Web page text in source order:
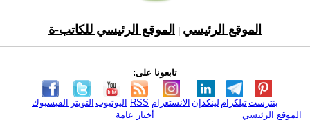
الموقع الرئيسي الموقع الرئيسي للكاتب-ة
تابعونا على:
الفيسبوك التويتر اليوتيوب RSS الانستغرام لينكدإن تيلكرامبنترست
الموقع الرئيسي
أخبار عامة